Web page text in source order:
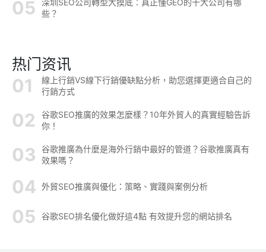
些？
热门资讯
線上行銷VS線下行銷優缺點分析，助您選擇更適合自己的
行銷方式
谷歌SEO推廣的效果怎麼樣？10年外貿人的真實經驗告訴
你！
谷歌推廣為什麼是海外行銷中最好的管道？谷歌推廣真有
效果嗎？
外貿SEO推廣與優化：策略、實踐與案例分析
谷歌SEO排名優化做好這4點 有效提升您的網站排名